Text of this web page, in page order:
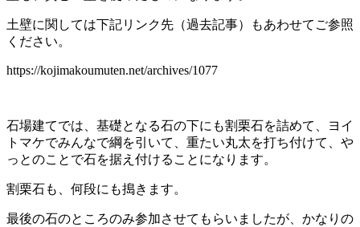
土壁に関しては下記リンク先（過去記事）もあわせてご参照
ください。
https://kojimakoumuten.net/archives/1077
石場建てでは、基礎となる石の下にも割栗石を詰めて、ヨイ
トマケでみんなで綱を引いて、重たい丸太を打ち付けて、や
っとのことで石を据え付けることになります。
割栗石も、何段にも搗きます。
最後の石のところのみ参加させてもらいましたが、かなりの